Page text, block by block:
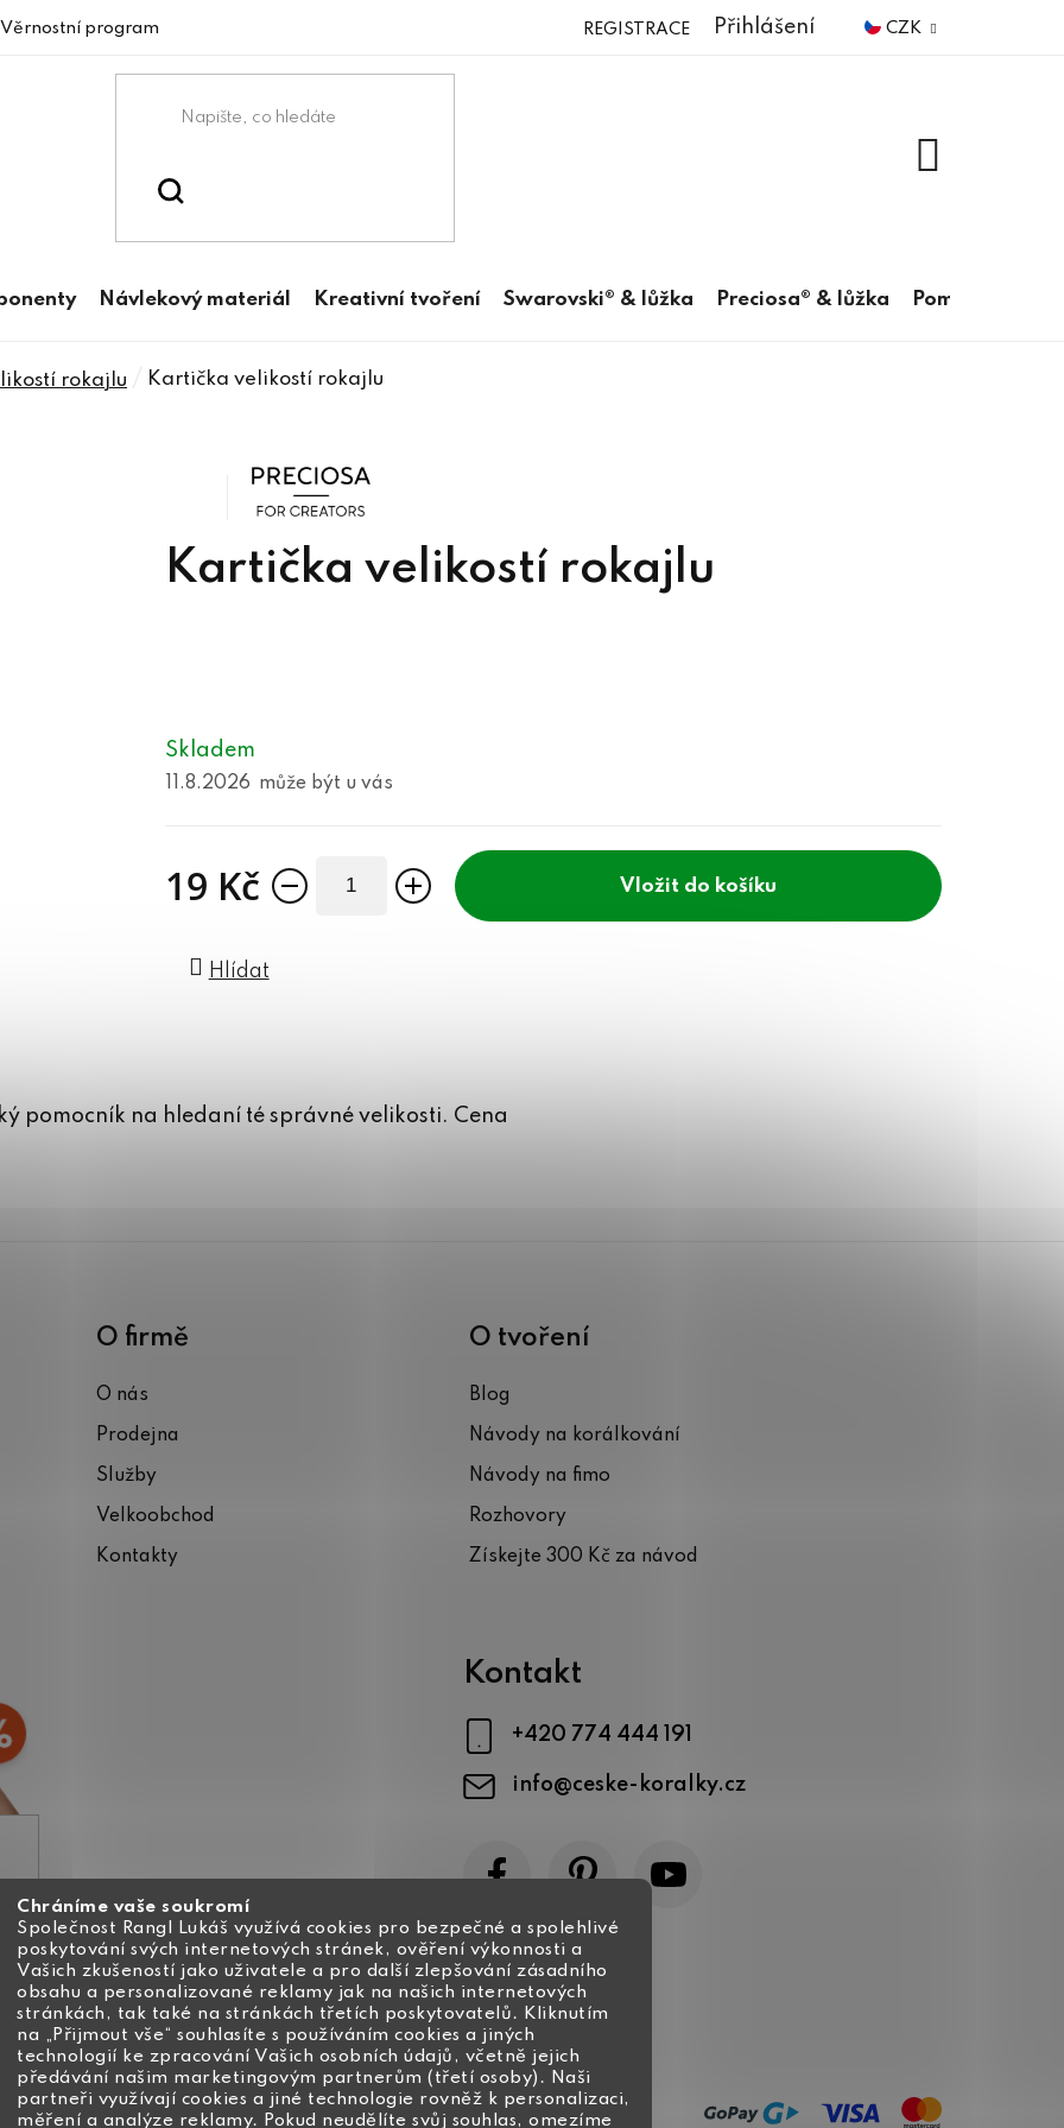
Chráníme vaše soukromí
Společnost Rangl Lukáš využívá cookies pro bezpečné a spolehlivé
poskytování svých internetových stránek, ověření výkonnosti a
Vašich zkušeností jako uživatele a pro další zlepšování zásadního
obsahu a personalizované reklamy jak na našich internetových
stránkách, tak také na stránkách třetích poskytovatelů. Kliknutím
na „Přijmout vše“ souhlasíte s používáním cookies a jiných
technologií ke zpracování Vašich osobních údajů, včetně jejich
předávání našim marketingovým partnerům (třetí osoby). Naši
partneři využívají cookies a jiné technologie rovněž k personalizaci,
měření a analýze reklamy. Pokud neudělíte svůj souhlas, omezíme
Věrnostní program CZK
Přihlášení
REGISTRACE
Návlekový materiál Kreativní tvoření Swarovski® & lůžka Preciosa® & lůžka Pomůcky
rokajlu Kartička velikostí rokajlu
Kartička velikostí rokajlu
Preciosa
Skladem
11.8.2026
19 Kč do košíku
Hlídat
pomocník na hledaní té správné velikosti. Cena
O firmě
O nás
Prodejna
Služby
Velkoobchod
Kontakty
O tvoření
Blog
Návody na korálkování
Návody na fimo
Rozhovory
Získejte 300 Kč za návod
Kontakt
info@ceske-koralky.cz
+420 774 444 191